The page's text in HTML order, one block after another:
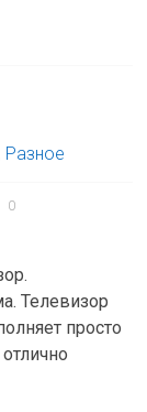
Разное
0
Телевизор
просто